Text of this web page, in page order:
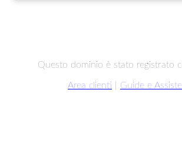
Questo dominio è stato registrato
Area clienti Guide e